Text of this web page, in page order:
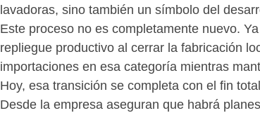
lavadoras, sino también un símbolo del
Este proceso no es completamente nuevo.
repliegue productivo al cerrar la fabricación
importaciones en esa categoría mientras
Hoy, esa transición se completa con el fin
Desde la empresa aseguran que habrá